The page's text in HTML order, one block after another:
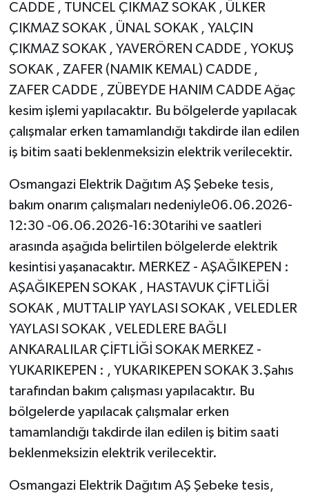
CADDE , TUNCEL ÇIKMAZ SOKAK , ÜLKER
ÇIKMAZ SOKAK , ÜNAL SOKAK , YALÇIN
ÇIKMAZ SOKAK , YAVERÖREN CADDE , YOKUŞ
SOKAK , ZAFER (NAMIK KEMAL) CADDE ,
ZAFER CADDE , ZÜBEYDE HANIM CADDE Ağaç
kesim işlemi yapılacaktır. Bu bölgelerde yapılacak
çalışmalar erken tamamlandığı takdirde ilan edilen
iş bitim saati beklenmeksizin elektrik verilecektir.
Osmangazi Elektrik Dağıtım AŞ Şebeke tesis,
bakım onarım çalışmaları nedeniyle06.06.2026-
12:30 -06.06.2026-16:30tarihi ve saatleri
arasında aşağıda belirtilen bölgelerde elektrik
kesintisi yaşanacaktır. MERKEZ - AŞAĞIKEPEN :
AŞAĞIKEPEN SOKAK , HASTAVUK ÇİFTLİĞİ
SOKAK , MUTTALIP YAYLASI SOKAK , VELEDLER
YAYLASI SOKAK , VELEDLERE BAĞLI
ANKARALILAR ÇİFTLİĞİ SOKAK MERKEZ -
YUKARIKEPEN : , YUKARIKEPEN SOKAK 3.Şahıs
tarafından bakım çalışması yapılacaktır. Bu
bölgelerde yapılacak çalışmalar erken
tamamlandığı takdirde ilan edilen iş bitim saati
beklenmeksizin elektrik verilecektir.
Osmangazi Elektrik Dağıtım AŞ Şebeke tesis,